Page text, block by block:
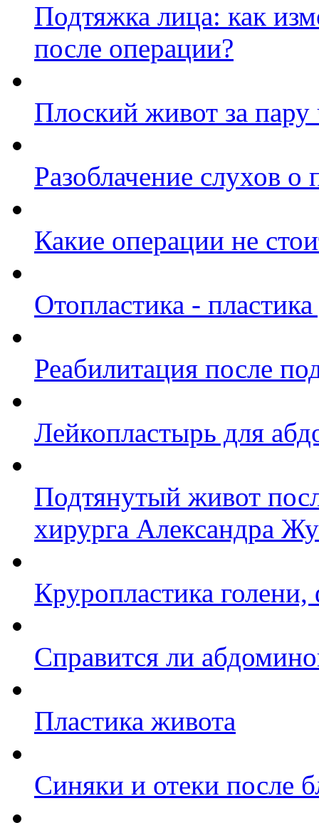
Подтяжка лица: как
после операции?
Плоский живот за пару
Разоблачение слухов о
Какие операции не
Отопластика -
Реабилитация после
Лейкопластырь для
Подтянутый живот
хирурга Александра
Круропластика
Справится ли
Пластика живота
Синяки и отеки после